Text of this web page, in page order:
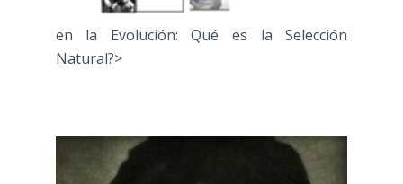
en la Evolución: Qué es la Selección
Natural?>